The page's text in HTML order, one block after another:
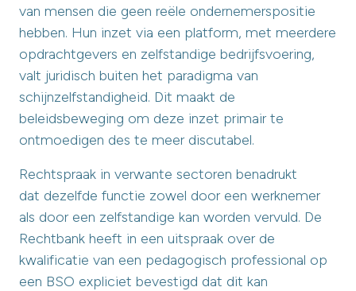
van mensen die geen reële ondernemerspositie
hebben. Hun inzet via een platform, met meerdere
opdrachtgevers en zelfstandige bedrijfsvoering,
valt juridisch buiten het paradigma van
schijnzelfstandigheid. Dit maakt de
beleidsbeweging om deze inzet primair te
ontmoedigen des te meer discutabel.
Rechtspraak in verwante sectoren benadrukt
dat dezelfde functie zowel door een werknemer
als door een zelfstandige kan worden vervuld. De
Rechtbank heeft in een uitspraak over de
kwalificatie van een pedagogisch professional op
een BSO expliciet bevestigd dat dit kan